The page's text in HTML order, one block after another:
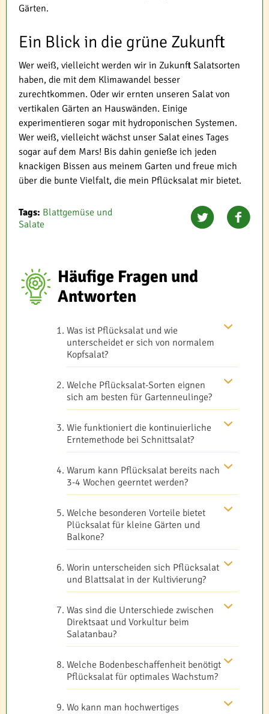
Gärten.
Ein Blick in die grüne Zukunft
Wer weiß, vielleicht werden wir in Zukunft Salatsorten
haben, die mit dem Klimawandel besser
zurechtkommen. Oder wir ernten unseren Salat von
vertikalen Gärten an Hauswänden. Einige
experimentieren sogar mit hydroponischen Systemen.
Wer weiß, vielleicht wächst unser Salat eines Tages
sogar auf dem Mars! Bis dahin genieße ich jeden
knackigen Bissen aus meinem Garten und freue mich
über die bunte Vielfalt, die mein Pflücksalat mir bietet.
Tags: Blattgemüse und
Salate
Häufige Fragen und
Antworten
Was ist Pflücksalat und wie
unterscheidet er sich von normalem
Kopfsalat?
Welche Pflücksalat-Sorten eignen
sich am besten für Gartenneulinge?
Wie funktioniert die kontinuierliche
Erntemethode bei Schnittsalat?
Warum kann Pflücksalat bereits nach
3-4 Wochen geerntet werden?
Welche besonderen Vorteile bietet
Plücksalat für kleine Gärten und
Balkone?
Worin unterscheiden sich Pflücksalat
und Blattsalat in der Kultivierung?
Was sind die Unterschiede zwischen
Direktsaat und Vorkultur beim
Salatanbau?
Welche Bodenbeschaffenheit benötigt
Pflücksalat für optimales Wachstum?
Wo kann man hochwertiges